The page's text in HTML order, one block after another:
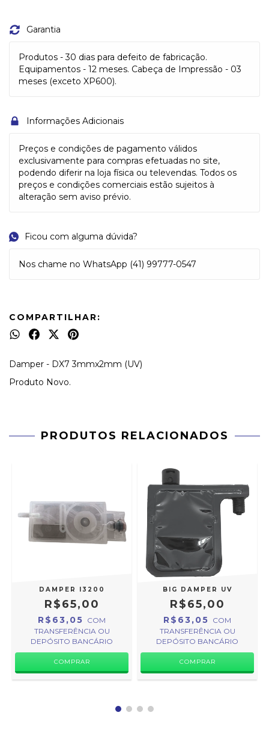
Garantia
Produtos - 30 dias para defeito de fabricação.
Equipamentos - 12 meses. Cabeça de Impressão - 03
meses (exceto XP600).
Informações Adicionais
Preços e condições de pagamento válidos
exclusivamente para compras efetuadas no site,
podendo diferir na loja física ou televendas. Todos os
preços e condições comerciais estão sujeitos à
alteração sem aviso prévio.
Ficou com alguma dúvida?
Nos chame no WhatsApp (41) 99777-0547
COMPARTILHAR:
Damper - DX7 3mmx2mm (UV)
Produto Novo.
PRODUTOS RELACIONADOS
DAMPER I3200
R$65,00
R$63,05 COM
TRANSFERÊNCIA OU
DEPÓSITO BANCÁRIO
BIG DAMPER UV
R$65,00
R$63,05 COM
TRANSFERÊNCIA OU
DEPÓSITO BANCÁRIO